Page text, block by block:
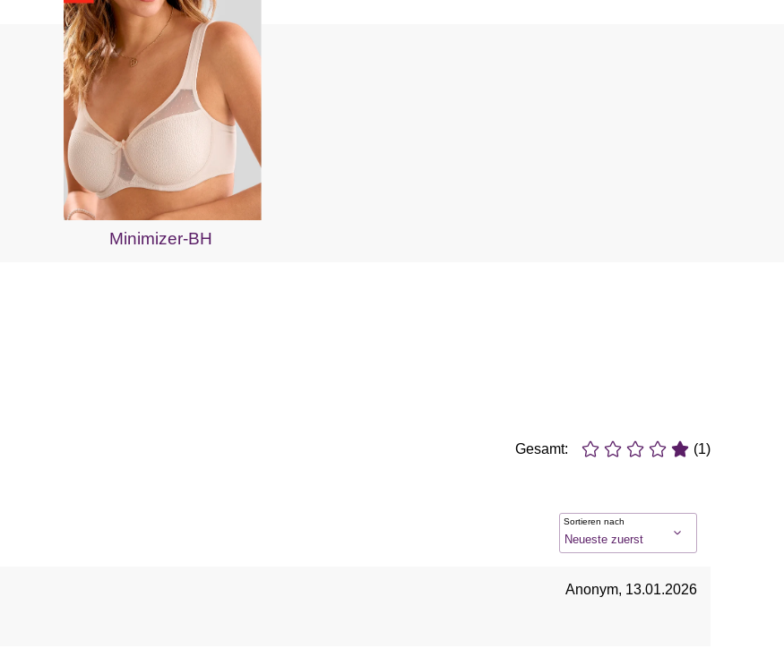
Minimizer-BH
Gesamt: (1)
Sortieren nach
Anonym, 13.01.2026